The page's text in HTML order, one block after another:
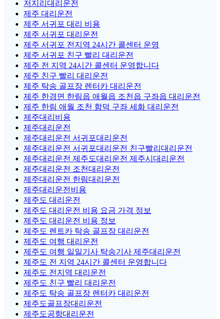
저지리대리운전
제주 대리운전
제주 서귀포 대리 비용
제주 서귀포 대리운전
제주 서귀포 전지역 24시간 콜센터 운영
제주 서귀포 친구 빨리 대리운전
제주 전 지역 24시간 콜센터 운영합니다
제주 친구 빨리 대리운전
제주 탁송 골프장 렌터카 대리운전
제주 한경면 한림읍 애월읍 조천읍 구좌읍 대리운전
제주 한림 애월 조천 함덕 구좌 세화 대리운전
제주대리비용
제주대리운전
제주대리운전 서귀포대리운전
제주대리운전 서귀포대리운전 친구빨리대리운전
제주대리운전 제주도대리운전 제주시대리운전
제주대리운전 조천대리운전
제주대리운전 한림대리운전
제주대리운전비용
제주도 대리운전
제주도 대리운전 비용 요금 가격 정보
제주도 대리운전 비용 정보
제주도 렌트카 탁송 골프장 대리운전
제주도 여행 대리운전
제주도 여행 일일기사 탁송기사 제주대리운전
제주도 전 지역 24시간 콜센터 운영합니다
제주도 전지역 대리운전
제주도 친구 빨리 대리운전
제주도 탁송 골프장 렌터카 대리운전
제주도골프장대리운전
제주도공항대리운전